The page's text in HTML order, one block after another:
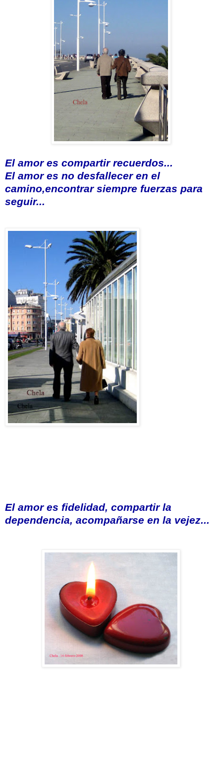
El amor es compartir recuerdos...
El amor es no desfallecer en el
camino,encontrar siempre fuerzas para
seguir...
El amor es fidelidad, compartir la
dependencia, acompañarse en la vejez...